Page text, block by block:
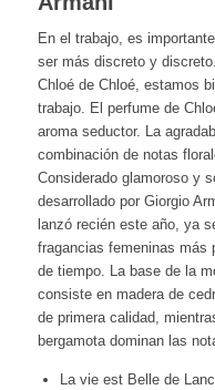
En el trabajo, es
ser más discreto y
Chloé de Chloé, estamos
trabajo. El perfume de
aroma seductor. La
combinación de notas
Considerado glamoroso y
desarrollado por Giorgio
lanzó recién este año, ya
fragancias femeninas más
de tiempo. La base de la
consiste en madera de
de primera calidad,
bergamota dominan las
La vie est Belle de